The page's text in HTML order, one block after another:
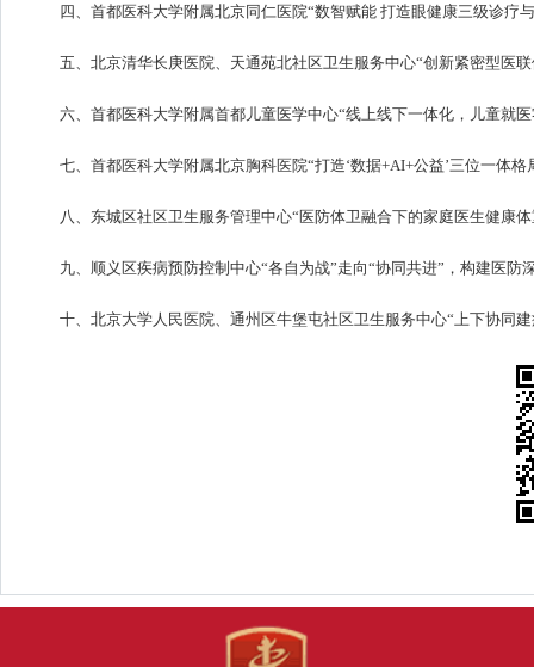
四、首都医科大学附属北京同仁医院“数智赋能 打造眼健康三级诊疗
五、北京清华长庚医院、天通苑北社区卫生服务中心“创新紧密型医
六、首都医科大学附属首都儿童医学中心“线上线下一体化，儿童就
七、首都医科大学附属北京胸科医院“打造‘数据+AI+公益’三位一体
八、东城区社区卫生服务管理中心“医防体卫融合下的家庭医生健康
九、顺义区疾病预防控制中心“各自为战”走向“协同共进”，构建医防
十、北京大学人民医院、通州区牛堡屯社区卫生服务中心“上下协同